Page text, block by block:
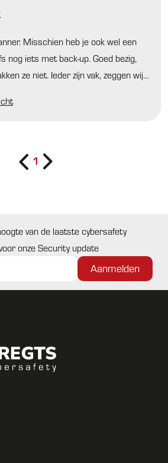
Misschien heb je ook wel een
nog iets met back-up. Goed bezig,
ze niet. Ieder zijn vak, zeggen wij
1
van de laatste cybersafety
onze Security update